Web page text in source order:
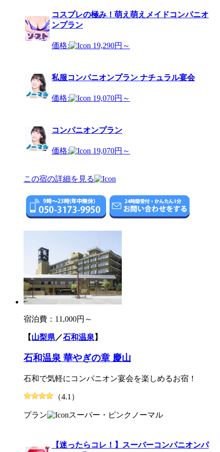
コスプレの極み！萌え萌えメイドコンパニオ
ンプラン
価格: 19,290円～
私服コンパニオンプラン ナチュラル宴会
価格: 19,070円～
コンパニオンプラン
価格: 19,070円～
この宿の詳細を見る
宿泊費： 11,000円～
【山梨県／石和温泉 】
石和温泉 華やぎの章 慶山
石和で気軽にコンパニオン宴会を楽しめるお宿！
（4.1）
プラン スーパー・ピンク ノーマル
【迷ったらコレ！】スーパーコンパニオンパ